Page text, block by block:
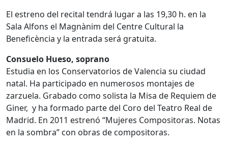
El estreno del recital tendrá lugar a las 19,30 h. en la
Sala Alfons el Magnànim del Centre Cultural la
Beneficència y la entrada será gratuita.
Consuelo Hueso, soprano
Estudia en los Conservatorios de Valencia su ciudad
natal. Ha participado en numerosos montajes de
zarzuela. Grabado como solista la Misa de Requiem de
Giner, y ha formado parte del Coro del Teatro Real de
Madrid. En 2011 estrenó “Mujeres Compositoras. Notas
en la sombra” con obras de compositoras.